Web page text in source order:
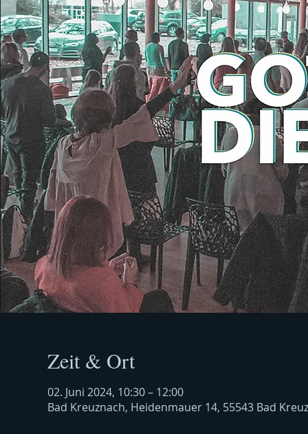
Zeit & Ort
02. Juni 2024, 10:30 – 12:00
Bad Kreuznach, Heidenmauer 14, 55543 Bad